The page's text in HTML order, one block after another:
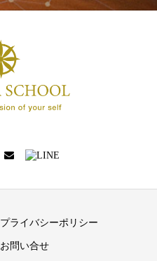
プライバシーポリシー
お問い合せ